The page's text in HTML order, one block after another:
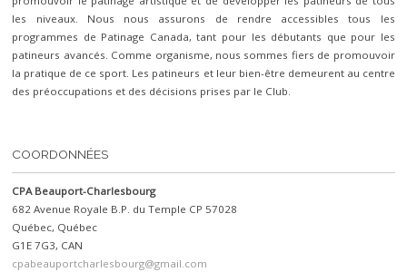
les niveaux. Nous nous assurons de rendre accessibles tous les
programmes de Patinage Canada, tant pour les débutants que pour les
patineurs avancés. Comme organisme, nous sommes fiers de promouvoir
la pratique de ce sport. Les patineurs et leur bien-être demeurent au centre
des préoccupations et des décisions prises par le Club.
COORDONNÉES
CPA Beauport-Charlesbourg
682 Avenue Royale B.P. du Temple CP 57028
Québec, Québec
G1E 7G3, CAN
cpabeauportcharlesbourg@gmail.com